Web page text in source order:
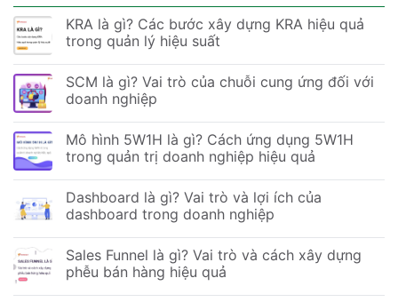
KRA là gì? Các bước xây dựng KRA hiệu quả
trong quản lý hiệu suất
SCM là gì? Vai trò của chuỗi cung ứng đối với
doanh nghiệp
Mô hình 5W1H là gì? Cách ứng dụng 5W1H
trong quản trị doanh nghiệp hiệu quả
Dashboard là gì? Vai trò và lợi ích của
dashboard trong doanh nghiệp
Sales Funnel là gì? Vai trò và cách xây dựng
phễu bán hàng hiệu quả